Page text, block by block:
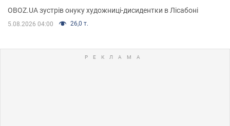
OBOZ.UA зустрів онуку художниці-дисидентки в Лісабоні
5.08.2026 04:00 26,0 т.